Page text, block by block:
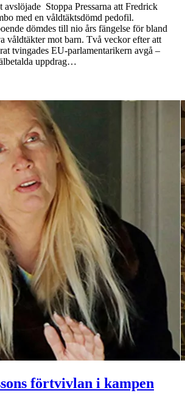
avslöjade Stoppa Pressarna att Fredrick
med en våldtäktsdömd pedofil.
dömdes till nio års fängelse för bland
våldtäkter mot barn. Två veckor efter att
tvingades EU-parlamentarikern avgå –
uppdrag…
förtvivlan i kampen